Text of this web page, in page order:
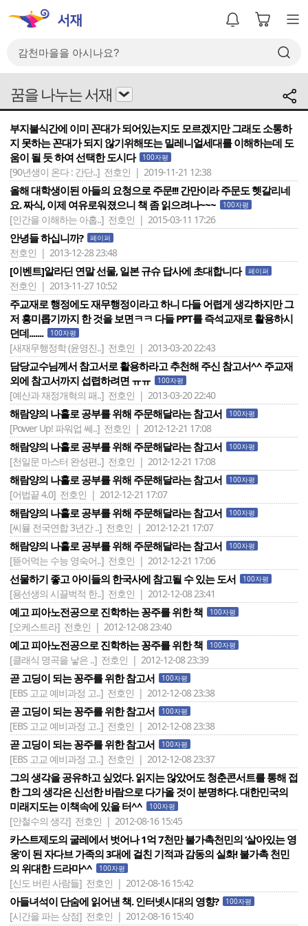
꿈을 나누는 서재
부지불식간에 이미 꼰대가 되어있는지도 모르겠지만 그래도 소통하
지 못하는 꼰대가 되지 않기위해또는 밀레니얼세대를 이해하는데 도
움이 될 듯 하여 선택한 도시다
100자평
[90년생이 온다 : 간단..] 전호인 | 2019-11-21 12:38
올해 대학생이된 아들의 요청으로 주문!!! 간만이라 주문도 헷갈리네
요. 짜식, 이제 여유로워졌으니 책 좀 읽으려나~~~
100자평
[인간을 이해하는 아홉..] 전호인 | 2015-03-11 17:26
안녕들 하십니까? 페이퍼
전호인 | 2013-12-28 23:48
[이벤트]알라딘 연말 선물, 일본 규슈 답사에 초대합니다 페이퍼
전호인 | 2013-11-27 10:52
주교재로 행정에도 재무행정이라고 하니 다들 어렵게 생각하지만 그
저 흥미롭기까지 한 것을 보면ㅋㅋ 다들 PPT를 즉석교재로 활용하시
던데.......
100자평
[새재무행정학 (윤영진..] 전호인 | 2013-03-20 22:43
담당교수님께서 참고서로 활용하라고 추천해 주신 참고서^^ 주교재
외에 참고서까지 섭렵하려면 ㅠㅠ
100자평
[예산과 재정개혁의 패..] 전호인 | 2013-03-20 22:40
해람양의 나홀로 공부를 위해 주문해달라는 참고서 100자평
[Power Up! 파워업 쎄..] 전호인 | 2012-12-21 17:08
해람양의 나홀로 공부를 위해 주문해달라는 참고서 100자평
[천일문 마스터 완성편..] 전호인 | 2012-12-21 17:08
해람양의 나홀로 공부를 위해 주문해달라는 참고서 100자평
[어법끝 4.0] 전호인 | 2012-12-21 17:07
해람양의 나홀로 공부를 위해 주문해달라는 참고서 100자평
[씨뮬 전국연합 3년간 ..] 전호인 | 2012-12-21 17:07
해람양의 나홀로 공부를 위해 주문해달라는 참고서 100자평
[뜯어먹는 수능 영숙어..] 전호인 | 2012-12-21 17:06
선물하기 좋고 아이들의 한국사에 참고될 수 있는 도서 100자평
[용선생의 시끌벅적 한..] 전호인 | 2012-12-08 23:41
예고 피아노전공으로 진학하는 꽁주를 위한 책 100자평
[오케스트라] 전호인 | 2012-12-08 23:40
예고 피아노전공으로 진학하는 꽁주를 위한 책 100자평
[클래식 명곡을 낳은 ..] 전호인 | 2012-12-08 23:39
곧 고딩이 되는 꽁주를 위한 참고서 100자평
[EBS 고교 예비과정 고..] 전호인 | 2012-12-08 23:38
곧 고딩이 되는 꽁주를 위한 참고서 100자평
[EBS 고교 예비과정 고..] 전호인 | 2012-12-08 23:38
곧 고딩이 되는 꽁주를 위한 참고서 100자평
[EBS 고교 예비과정 고..] 전호인 | 2012-12-08 23:37
그의 생각을 공유하고 싶었다. 읽지는 않았어도 청춘콘서트를 통해 접
한 그의 생각은 신선한 바람으로 다가올 것이 분명하다. 대한민국의
미래지도는 이책속에 있을 터^^
100자평
[안철수의 생각] 전호인 | 2012-08-16 15:45
카스트제도의 굴레에서 벗어나 1억 7천만 불가촉천민의 ‘살아있는 영
웅’이 된 자다브 가족의 3대에 걸친 기적과 감동의 실화! 불가촉 천민
의 위대한 드라마^^
100자평
[신도 버린 사람들] 전호인 | 2012-08-16 15:42
아들녀석이 단숨에 읽어낸 책. 인터넷시대의 영향? 100자평
[시간을 파는 상점] 전호인 | 2012-08-16 15:40